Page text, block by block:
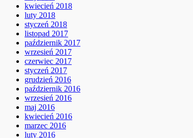
kwiecień 2018
luty 2018
styczeń 2018
listopad 2017
październik 2017
wrzesień 2017
czerwiec 2017
styczeń 2017
grudzień 2016
październik 2016
wrzesień 2016
maj 2016
kwiecień 2016
marzec 2016
luty 2016